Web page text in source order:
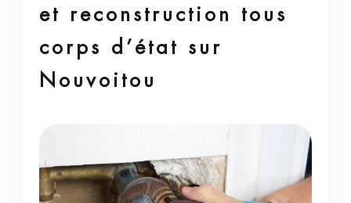
et reconstruction tous
corps d’état sur
Nouvoitou